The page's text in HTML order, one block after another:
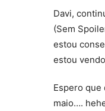
Davi,
(Sem
estou
estou
Espero que
maio….